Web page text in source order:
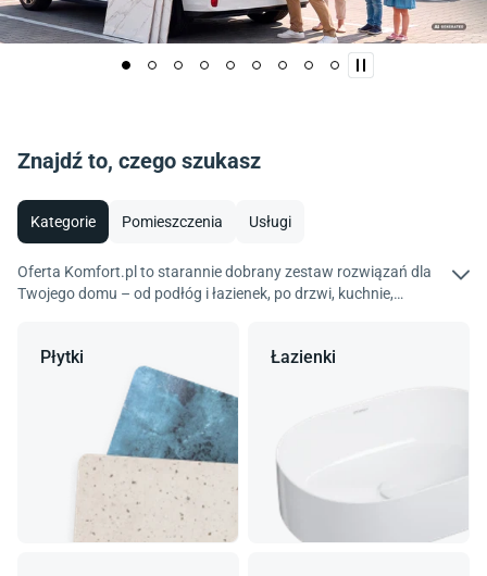
Znajdź to, czego szukasz
Kategorie Pomieszczenia Usługi
Oferta Komfort.pl to starannie dobrany zestaw rozwiązań dla
Twojego domu – od podłóg i łazienek, po drzwi, kuchnie,
funkcjonalnych wnętrzach. Odkryj ofertę Komfort i zaprojektuj
mieszkanie idealne.
Płytki Łazienki